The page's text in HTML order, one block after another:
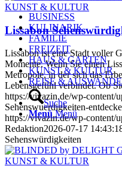
BUSINESS
KULINARIK
FAMILIE
FREIZEIT
HAUS & GARTEN
KUNST & KULTUR
REISE &
Suche
Menü Menü
KUNST & KULTUR
Lissabon
Lissabon ist eine Stadt voller
Momente. Wenn Sie einen
Metropole, in der sich das
Lebensgefühl verbindet. Ob
https://vivazin.de/wp-content/
Sehenswuerdigkeiten-
https://vivazin.de/wp-content/
Redaktion2026-07-17
Sehenswürdigkeiten
KUNST & KULTUR